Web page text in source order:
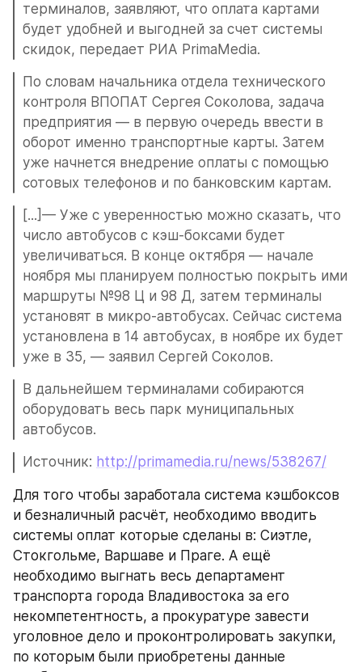
терминалов, заявляют, что оплата картами
будет удобней и выгодней за счет системы
скидок, передает РИА PrimaMedia.
По словам начальника отдела технического
контроля ВПОПАТ Сергея Соколова, задача
предприятия — в первую очередь ввести в
оборот именно транспортные карты. Затем
уже начнется внедрение оплаты с помощью
сотовых телефонов и по банковским картам.
[...]— Уже с уверенностью можно сказать, что
число автобусов с кэш-боксами будет
увеличиваться. В конце октября — начале
ноября мы планируем полностью покрыть ими
маршруты №98 Ц и 98 Д, затем терминалы
установят в микро-автобусах. Сейчас система
установлена в 14 автобусах, в ноябре их будет
уже в 35, — заявил Сергей Соколов.
В дальнейшем терминалами собираются
оборудовать весь парк муниципальных
автобусов.
Источник: http://primamedia.ru/news/538267/
Для того чтобы заработала система кэшбоксов
и безналичный расчёт, необходимо вводить
системы оплат которые сделаны в: Сиэтле,
Стокгольме, Варшаве и Праге. А ещё
необходимо выгнать весь департамент
транспорта города Владивостока за его
некомпетентность, а прокуратуре завести
уголовное дело и проконтролировать закупки,
по которым были приобретены данные